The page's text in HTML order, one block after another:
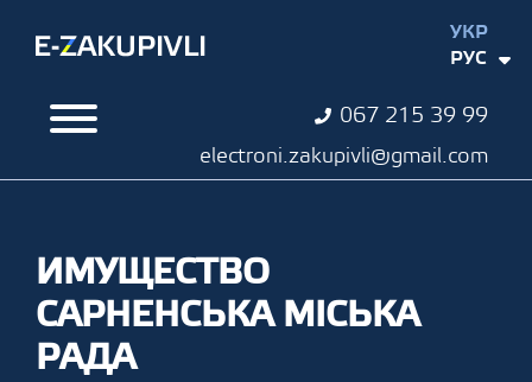
067 215 39 99
electroni.zakupivli@gmail.com
УКР
РУС
ИМУЩЕСТВО
САРНЕНСЬКА МІСЬКА
РАДА